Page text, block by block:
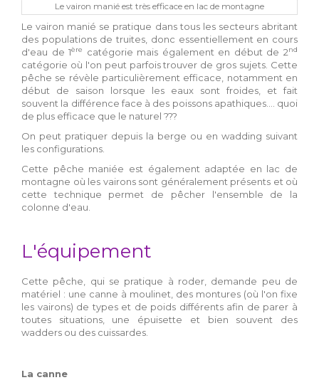
Le vairon manié est très efficace en lac de montagne
Le vairon manié se pratique dans tous les secteurs abritant
des populations de truites, donc essentiellement en cours
d'eau de 1ère catégorie mais également en début de 2nd
catégorie où l'on peut parfois trouver de gros sujets. Cette
pêche se révèle particulièrement efficace, notamment en
début de saison lorsque les eaux sont froides, et fait
souvent la différence face à des poissons apathiques.... quoi
de plus efficace que le naturel ???
On peut pratiquer depuis la berge ou en wadding suivant
les configurations.
Cette pêche maniée est également adaptée en lac de
montagne où les vairons sont généralement présents et où
cette technique permet de pêcher l'ensemble de la
colonne d'eau.
L'équipement
Cette pêche, qui se pratique à roder, demande peu de
matériel : une canne à moulinet, des montures (où l'on fixe
les vairons) de types et de poids différents afin de parer à
toutes situations, une épuisette et bien souvent des
wadders ou des cuissardes.
La canne